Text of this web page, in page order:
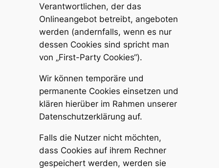
Verantwortlichen, der das
Onlineangebot betreibt, angeboten
werden (andernfalls, wenn es nur
dessen Cookies sind spricht man
von „First-Party Cookies“).
Wir können temporäre und
permanente Cookies einsetzen und
klären hierüber im Rahmen unserer
Datenschutzerklärung auf.
Falls die Nutzer nicht möchten,
dass Cookies auf ihrem Rechner
gespeichert werden, werden sie